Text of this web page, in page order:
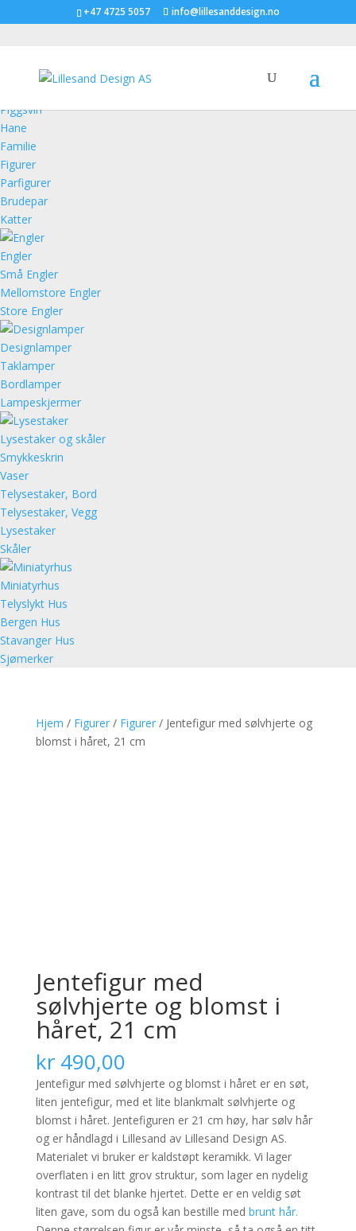
+47 4725 5057 info@lillesanddesign.no
Piggsvin
Hane
Familie
Figurer
Parfigurer
Brudepar
Katter
Engler
Små Engler
Mellomstore Engler
Store Engler
Designlamper
Taklamper
Bordlamper
Lampeskjermer
Lysestaker og skåler
Smykkeskrin
Vaser
Telysestaker, Bord
Telysestaker, Vegg
Lysestaker
Skåler
Miniatyrhus
Telyslykt Hus
Bergen Hus
Stavanger Hus
Sjømerker
Hjem / Figurer/ Figurer/ Jentefigur med sølvhjerte og
blomst i håret, 21 cm
Jentefigur med
sølvhjerte og blomst i
håret, 21 cm
kr490,00
Jentefigur med sølvhjerte og blomst i håret er en søt,
liten jentefigur, med et lite blankmalt sølvhjerte og
blomst i håret. Jentefiguren er 21 cm høy, har sølv hår
og er håndlagd i Lillesand av Lillesand Design AS.
Materialet vi bruker er kaldstøpt keramikk. Vi lager
overflaten i en litt grov struktur, som lager en nydelig
kontrast til det blanke hjertet. Dette er en veldig søt
liten gave, som du også kan bestille med brunt hår.